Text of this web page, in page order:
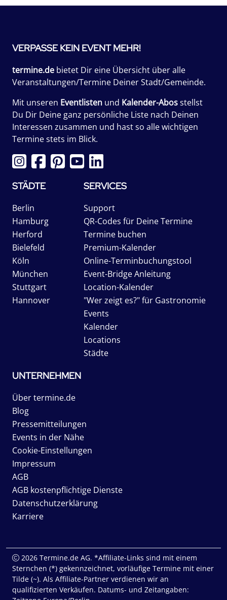
VERPASSE KEIN EVENT MEHR!
termine.de bietet Dir eine Übersicht über alle
Veranstaltungen/Termine Deiner Stadt/Gemeinde.
Mit unseren Eventlisten und Kalender-Abosstellst
Du Dir Deine ganz persönliche Liste nach Deinen
Interessen zusammen und hast so alle wichtigen
Termine stets im Blick.
STÄDTE
Berlin
Hamburg
Herford
Bielefeld
Köln
München
Stuttgart
Hannover
SERVICES
Support
QR-Codes für Deine Termine
Termine buchen
Premium-Kalender
Online-Terminbuchungstool
Event-Bridge Anleitung
Location-Kalender
"Wer zeigt es?" für Gastronomie
Events
Kalender
Locations
Städte
UNTERNEHMEN
Über termine.de
Blog
Pressemitteilungen
Events in der Nähe
Cookie-Einstellungen
Impressum
AGB
AGB kostenpflichtige Dienste
Datenschutzerklärung
Karriere
2026 Termine.de AG. *Affiliate-Links sind mit einem
Sternchen (*) gekennzeichnet, vorläufige Termine mit einer
Tilde (~). Als Affiliate-Partner verdienen wir an
qualifizierten Verkäufen. Datums- und Zeitangaben: